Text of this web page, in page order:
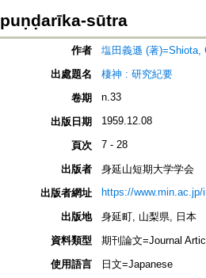
puṇḍarīka-sūtra
作者
塩田義遜 (著)=Shiota,
出處題名
棲神 : 研究紀要
卷期
n.33
出版日期 1959.12.08
頁次 7 - 28
出版者
身延山短期大学学会
出版者網址
https://
出版地
身延町, 山梨県, 日本
資料類型
期刊論文=Journal
使用語言
日文=Japanese